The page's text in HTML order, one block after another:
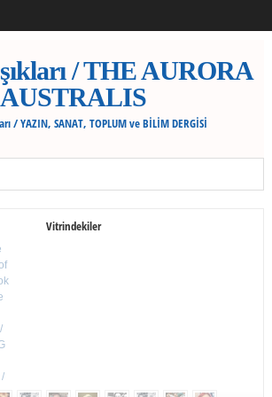
/ THE AURORA
AUSTRALIS
/ YAZIN, SANAT, TOPLUM ve BİLİM DERGİSİ
Vitrindekiler